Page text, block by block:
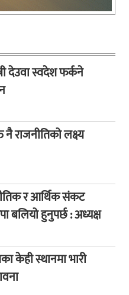
देउवा स्वदेश फर्कने
नै राजनीतिको लक्ष्य
र आर्थिक संकट
बलियो हुनुपर्छ : अध्यक्ष
केही स्थानमा भारी